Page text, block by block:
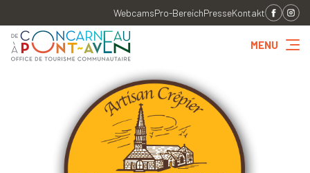
WebcamsPro-BereichPresseKontakt
MENU